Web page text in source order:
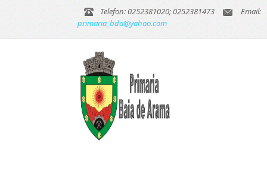
Telefon: 0252381020; 0252381473
Email:
primaria_bda@yahoo.com